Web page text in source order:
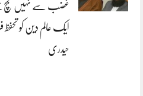
غضب سے نہیں بچ
ایک عالم دین کو تحفظ
حیدری